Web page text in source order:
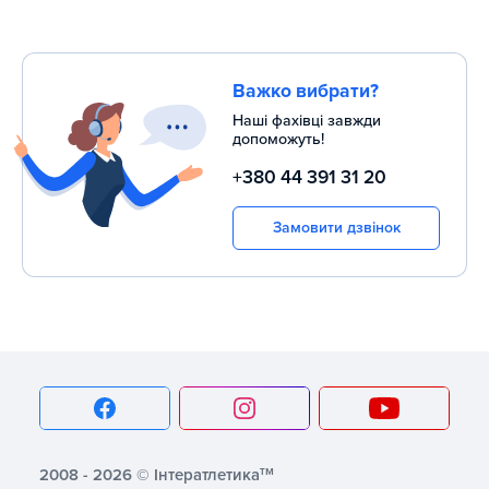
його та встановлювати в будь-якому зручному місці.
Impulse HC005 стане чудовим доповненням до лінійки
функціонального обладнання для HIIT. Це універсальний
кардіотренажер для тих, хто хоче вивести свої тренування
на новий рівень і отримати максимум користі за
мінімальний час.
Важко вибрати?
Наші фахівці завжди
допоможуть!
+380 44 391 31 20
Замовити дзвінок
2008 - 2026 © Інтератлетикатм